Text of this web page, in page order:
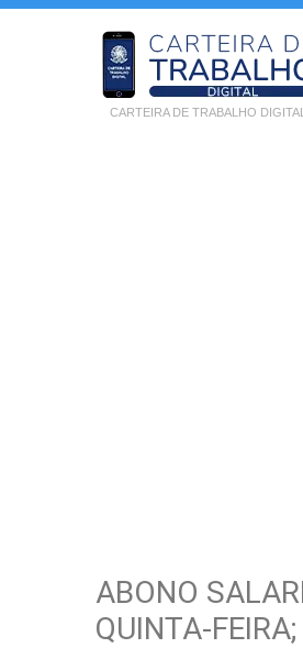
CARTEIRA DE TRABALHO DIGITAL
ABONO
QUINTA-